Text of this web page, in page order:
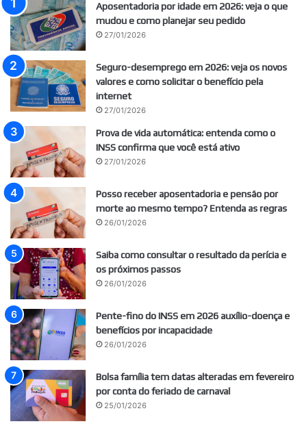
Aposentadoria por idade em 2026: veja o que
mudou e como planejar seu pedido
27/01/2026
Seguro-desemprego em 2026: veja os novos
valores e como solicitar o benefício pela
internet
27/01/2026
Prova de vida automática: entenda como o
INSS confirma que você está ativo
27/01/2026
Posso receber aposentadoria e pensão por
morte ao mesmo tempo? Entenda as regras
26/01/2026
Saiba como consultar o resultado da perícia e
os próximos passos
26/01/2026
Pente-fino do INSS em 2026 auxílio-doença e
benefícios por incapacidade
26/01/2026
Bolsa família tem datas alteradas em fevereiro
por conta do feriado de carnaval
25/01/2026